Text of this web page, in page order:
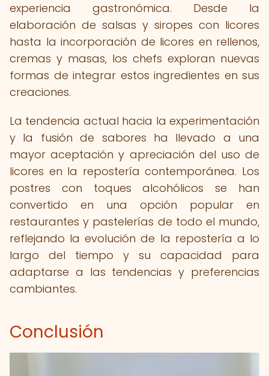
experiencia gastronómica. Desde la
elaboración de salsas y siropes con licores
hasta la incorporación de licores en rellenos,
cremas y masas, los chefs exploran nuevas
formas de integrar estos ingredientes en sus
creaciones.
La tendencia actual hacia la experimentación
y la fusión de sabores ha llevado a una
mayor aceptación y apreciación del uso de
licores en la repostería contemporánea. Los
postres con toques alcohólicos se han
convertido en una opción popular en
restaurantes y pastelerías de todo el mundo,
reflejando la evolución de la repostería a lo
largo del tiempo y su capacidad para
adaptarse a las tendencias y preferencias
cambiantes.
Conclusión